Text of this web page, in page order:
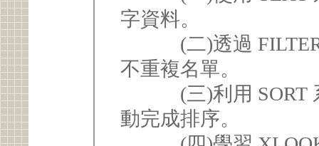
字資料。
(二)透過 FILTER
不重複名單。
(三)利用 SORT 系
動完成排序。